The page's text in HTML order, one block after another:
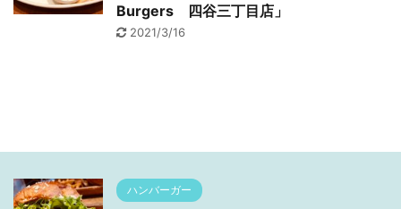
Burgers 四谷三丁目店」
2021/3/16
ハンバーガー